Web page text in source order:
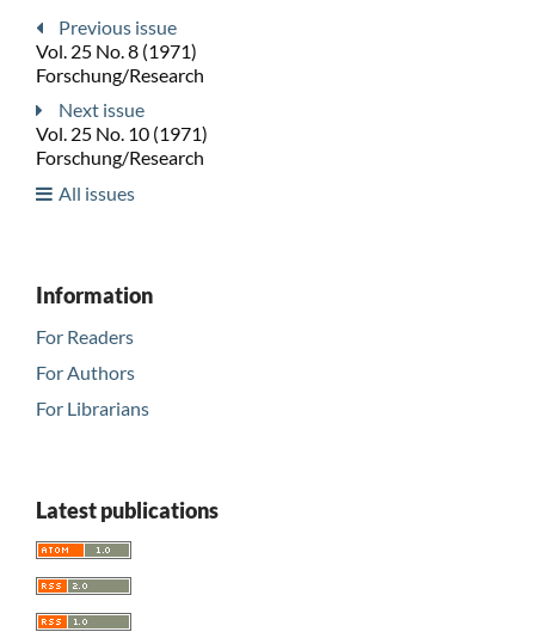
Previous issue
Vol. 25 No. 8 (1971)
Forschung/Research
Next issue
Vol. 25 No. 10 (1971)
Forschung/Research
All issues
Information
For Readers
For Authors
For Librarians
Latest publications